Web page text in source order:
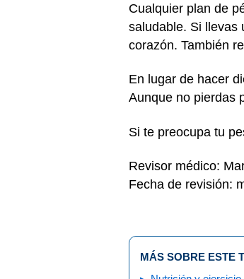
Cualquier plan de
saludable. Si llevas
corazón. También
En lugar de hacer
Aunque no pierdas
Si te preocupa tu
Revisor médico:
Fecha de revisión:
MÁS SOBRE ESTE